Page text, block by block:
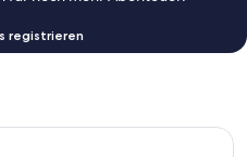
registrieren